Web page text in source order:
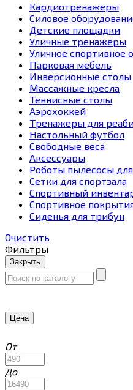
Кардиотренажеры
Силовое
Детские площадки
Уличные тренажеры
Уличное спортивное
Парковая мебель
Инверсионные столы
Массажные кресла
Теннисные столы
Аэрохоккей
Тренажеры для
Настольный футбол
Свободные веса
Аксессуары
Роботы пылесосы
Сетки для спортзала
Спортивный
Спортивное
Сиденья для трибун
Очистить
Фильтры
Закрыть
Цена
От
До